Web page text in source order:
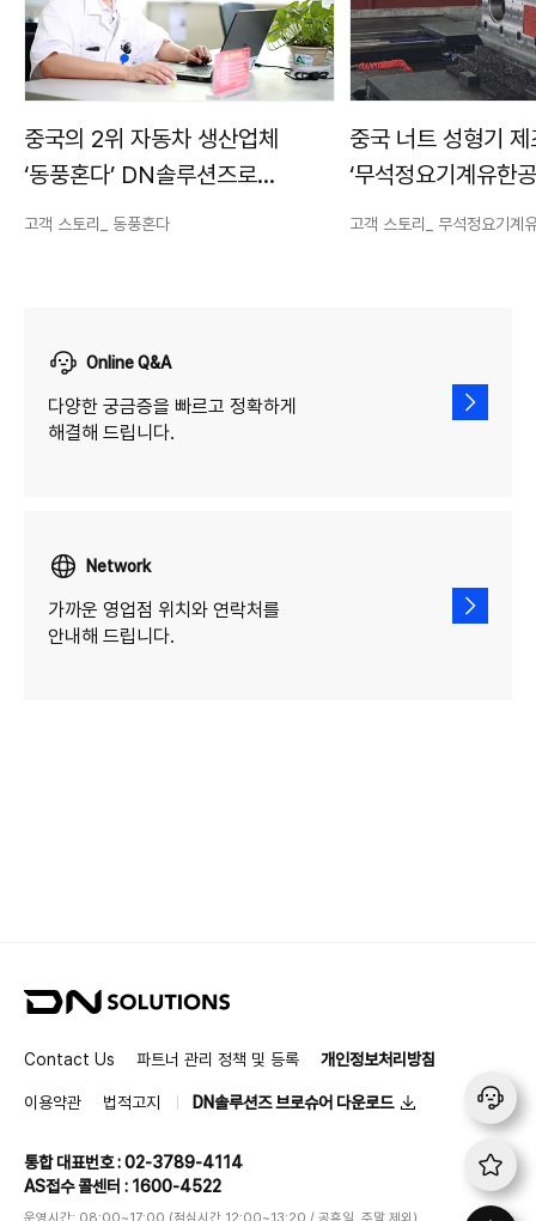
중국의 2위 자동차 생산업체
‘동풍혼다’ DN솔루션즈로
고생산성, 고품질 실현
고객 스토리_ 동풍혼다
중국 너트 성형기 제
‘무석정요기계유한
‘DN솔루션즈’에서
고객 스토리_ 무석정요기계
Online Q&A
다양한 궁금증을 빠르고 정확하게
해결해 드립니다.
Network
가까운 영업점 위치와 연락처를
안내해 드립니다.
D
S
l
i
o
n
Contact Us 파트너 관리 정책 및 등록 개인정보처리방침
이용약관 법적고지 DN솔루션즈 브로슈어 다운로드
통합 대표번호 : 02-3789-4114
AS접수 콜센터 : 1600-4522